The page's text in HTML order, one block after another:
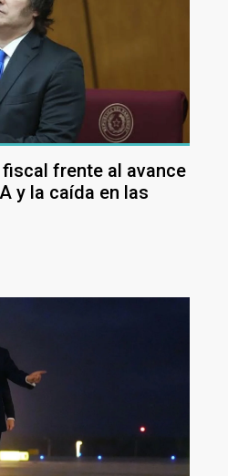
frente al avance
y la caída en las